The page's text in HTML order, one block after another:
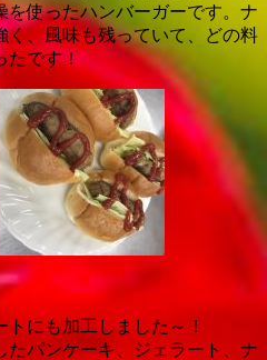
を使ったハンバーガーです。ナ
く、風味も残っていて、どの料
です！
にも加工しました～！
たパンケーキ、ジェラート、ナ